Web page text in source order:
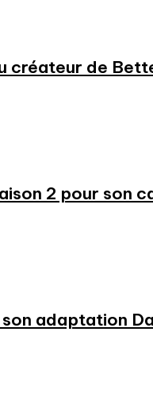
créateur de
2 pour son
adaptation